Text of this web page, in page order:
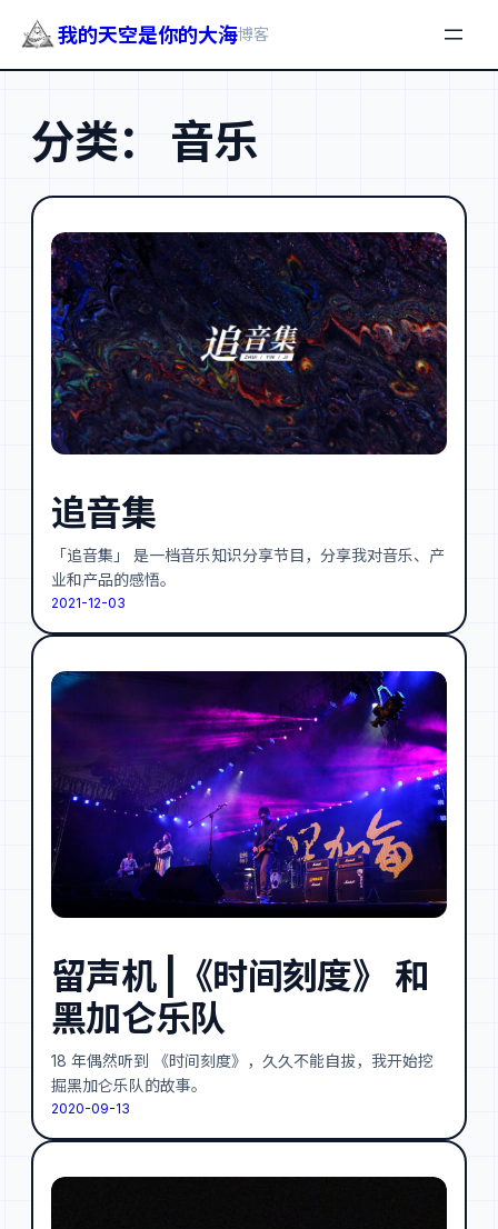
我的天空是你的大海博客
分类： 音乐
追音集
「追音集」 是一档音乐知识分享节目，分享我对音乐、产
业和产品的感悟。
2021-12-03
留声机 |《时间刻度》 和
黑加仑乐队
18 年偶然听到 《时间刻度》，久久不能自拔，我开始挖
掘黑加仑乐队的故事。
2020-09-13